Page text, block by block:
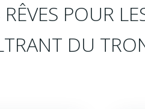
POUR
DU